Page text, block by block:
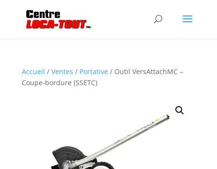
Accueil / Ventes / Portative / Outil VersAttachMC –
Coupe-bordure (SSETC)